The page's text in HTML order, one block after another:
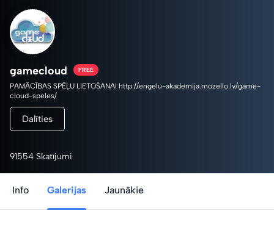
gamecloud FREE
PAMĀCĪBAS SPĒĻU LIETOŠANAI http://engelu-akademija.mozello.lv/game-
cloud-speles/
Dalīties
91554 Skatījumi
Info Galerijas Jaunākie